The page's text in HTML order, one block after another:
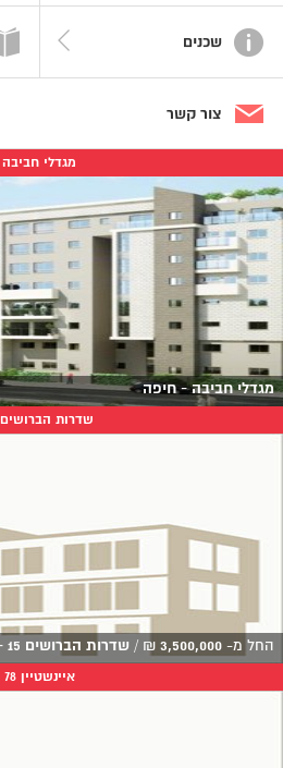
שכנים
צור קשר
מגדלי חביבה
מגדלי חביבה - חיפה
שדרות הברושים 15
החל מ- 3,500,000
₪
/ שדרות הברושים 15 - חיפה
איינשטיין 78